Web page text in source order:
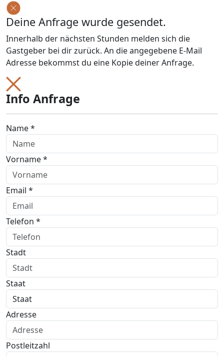
Deine Anfrage wurde gesendet.
Innerhalb der nächsten Stunden melden sich die
Gastgeber bei dir zurück. An die angegebene E-Mail
Adresse bekommst du eine Kopie deiner Anfrage.
Info Anfrage
Name *
Vorname *
Email *
Telefon *
Stadt
Staat
Adresse
Postleitzahl